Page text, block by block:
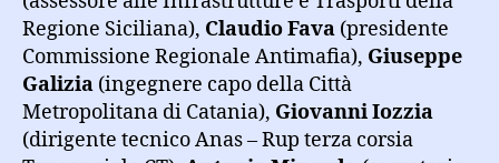
Regione Siciliana), Claudio Fava (presidente
Commissione Regionale Antimafia), Giuseppe
Galizia (ingegnere capo della Città
Metropolitana di Catania), Giovanni Iozzia
(dirigente tecnico Anas – Rup terza corsia